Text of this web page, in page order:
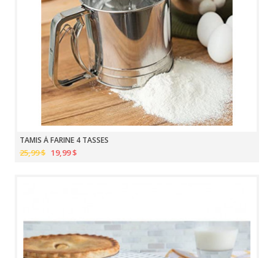
TAMIS À FARINE 4 TASSES
25,99 $ 19,99 $